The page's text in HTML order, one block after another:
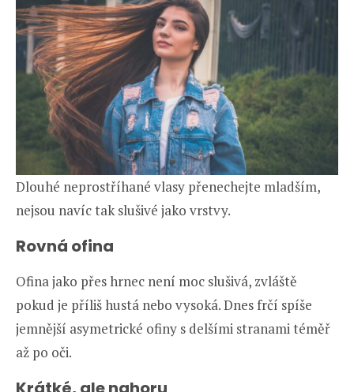
Dlouhé neprostříhané vlasy přenechejte mladším,
nejsou navíc tak slušivé jako vrstvy.
Rovná ofina
Ofina jako přes hrnec není moc slušivá, zvláště
pokud je příliš hustá nebo vysoká. Dnes frčí spíše
jemnější asymetrické ofiny s delšími stranami téměř
až po oči.